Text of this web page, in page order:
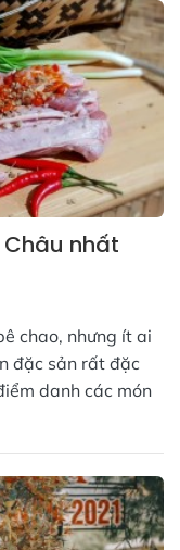
nhất
chao, nhưng ít ai
đặc sản rất đặc
danh các món